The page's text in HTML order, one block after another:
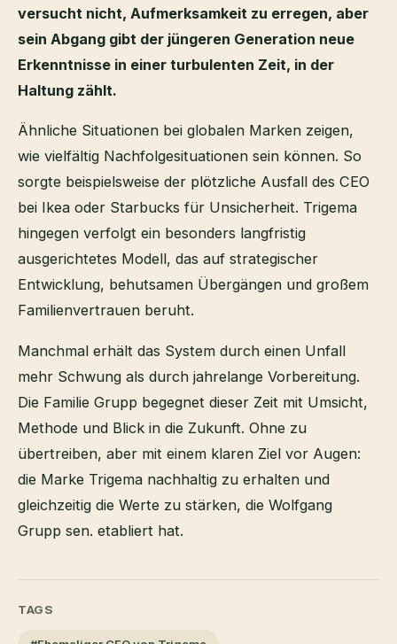
versucht nicht, Aufmerksamkeit zu erregen, aber
sein Abgang gibt der jüngeren Generation neue
Erkenntnisse in einer turbulenten Zeit, in der
Haltung zählt.
Ähnliche Situationen bei globalen Marken zeigen,
wie vielfältig Nachfolgesituationen sein können. So
sorgte beispielsweise der plötzliche Ausfall des CEO
bei Ikea oder Starbucks für Unsicherheit. Trigema
hingegen verfolgt ein besonders langfristig
ausgerichtetes Modell, das auf strategischer
Entwicklung, behutsamen Übergängen und großem
Familienvertrauen beruht.
Manchmal erhält das System durch einen Unfall
mehr Schwung als durch jahrelange Vorbereitung.
Die Familie Grupp begegnet dieser Zeit mit Umsicht,
Methode und Blick in die Zukunft. Ohne zu
übertreiben, aber mit einem klaren Ziel vor Augen:
die Marke Trigema nachhaltig zu erhalten und
gleichzeitig die Werte zu stärken, die Wolfgang
Grupp sen. etabliert hat.
TAGS